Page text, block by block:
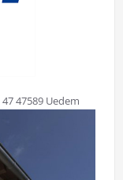
47589 Uedem